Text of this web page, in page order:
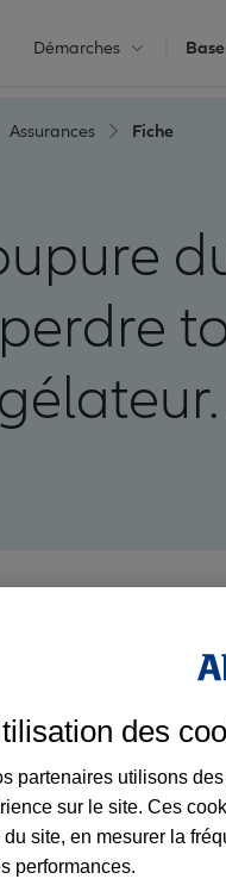
Démarches
Assurances Fiche
des
partenaires utilisons
sur le site. Ces
du site, en mesurer la
performances.